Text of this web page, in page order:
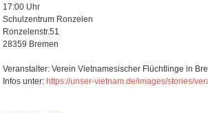
17:00 Uhr
Schulzentrum Ronzelen
Ronzelenstr.51
28359 Bremen
Veranstalter: Verein Vietnamesischer Flüchtlinge in
Infos unter: https://unser-vietnam.de/images/stories/